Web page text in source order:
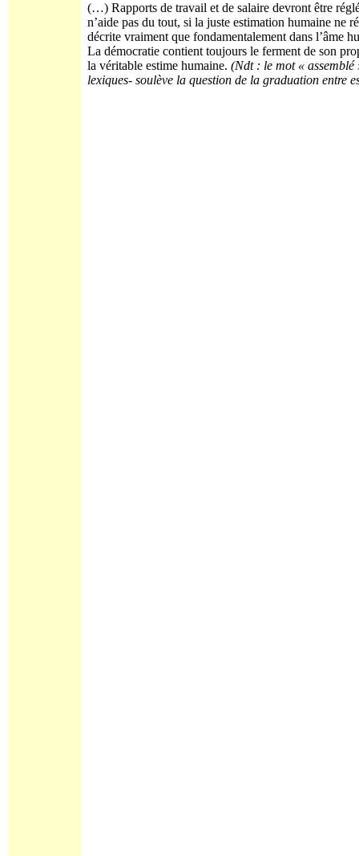
(…) Rapports de travail et de salaire devront être
n’aide pas du tout, si la juste estimation humaine ne
décrite vraiment que fondamentalement dans l’âme
La démocratie contient toujours le ferment de son
la véritable estime humaine. (Ndt : le mot « assemblé
lexiques- soulève la question de la graduation entre